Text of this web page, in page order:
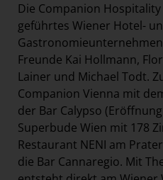
Die Companion
geführtes Wiener Hotel-
Freunde Kai Hollmann,
Lainer und Michael Todt.
Companion Vienna mit
der Bar Calypso
Superbude Wien mit 178
Restaurant NENI am
die Bar Cannaregio. Mit